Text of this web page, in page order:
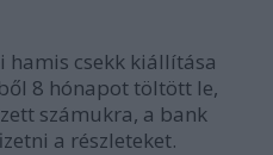
hamis csekk kiállítása
8 hónapot töltött le,
számukra, a bank
a részleteket.